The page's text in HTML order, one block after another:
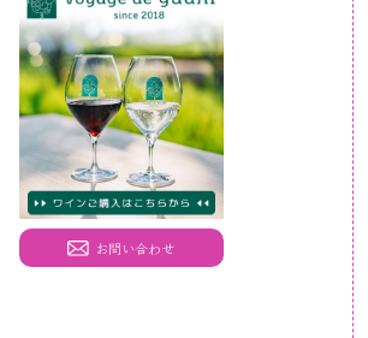
お問い合わせ